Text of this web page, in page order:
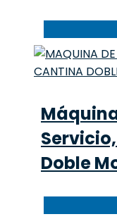
Doble